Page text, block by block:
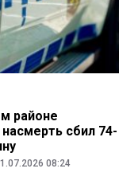
районе
сбил 74-
08:24